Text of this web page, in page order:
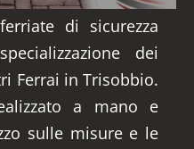
di sicurezza
dei
Ferrai in Trisobbio.
a mano e
sulle misure e le